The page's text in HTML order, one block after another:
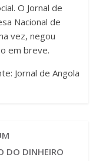
O Jornal de
Nacional de
vez, negou
em breve.
Jornal de Angola
DO DINHEIRO